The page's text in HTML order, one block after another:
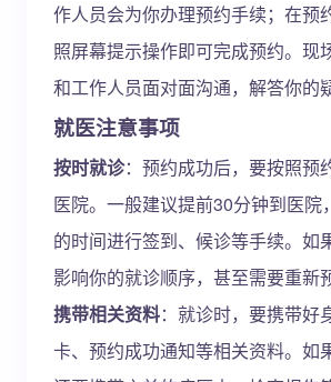
作人员会为你办理预约手续；在预
照屏幕提示操作即可完成预约。现
和工作人员面对面沟通，解答你的
就医注意事项
按时就诊：预约成功后，要按照预
医院。一般建议提前30分钟到医院
的时间进行签到、候诊等手续。如
影响你的就诊顺序，甚至需要重新
携带相关资料：就诊时，要携带好
卡、预约成功通知等相关资料。如